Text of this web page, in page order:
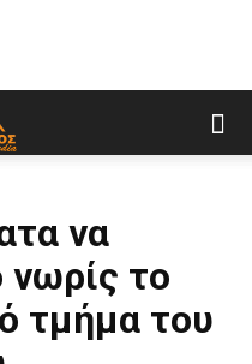
να
νωρίς το
τμήμα του